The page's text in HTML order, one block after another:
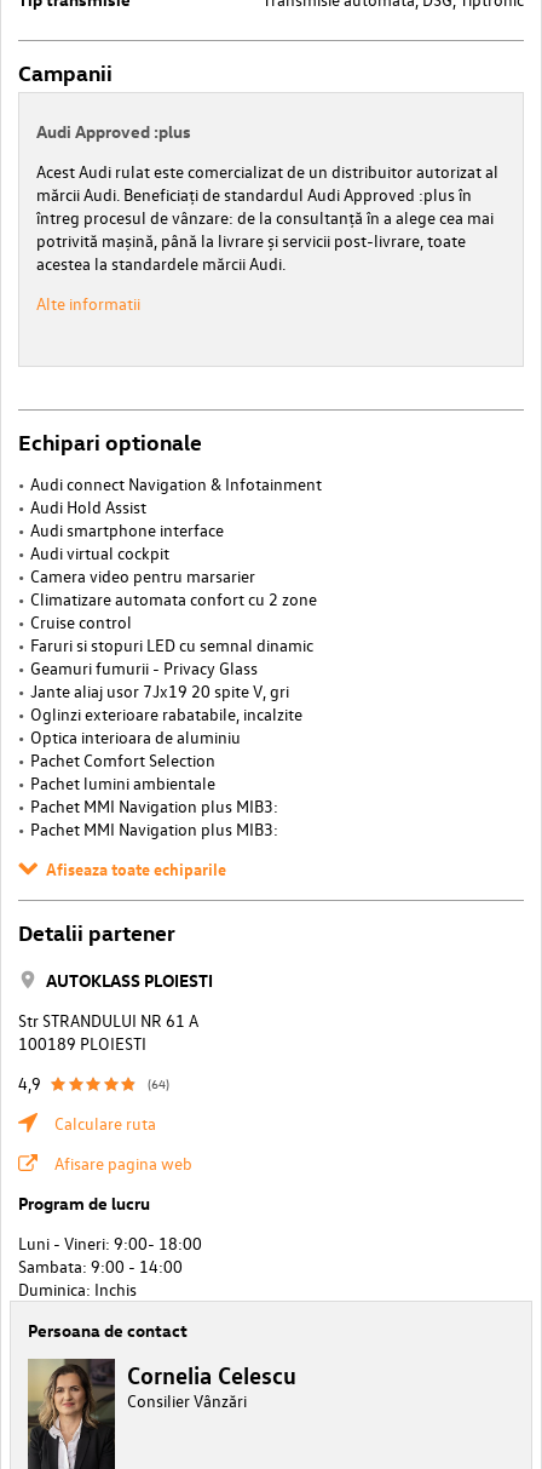
Campanii
Audi Approved :plus
Acest Audi rulat este comercializat de un distribuitor autorizat al
mărcii Audi. Beneficiați de standardul Audi Approved :plus în
întreg procesul de vânzare: de la consultanță în a alege cea mai
potrivită mașină, până la livrare și servicii post-livrare, toate
acestea la standardele mărcii Audi.
Alte informatii
Echipari optionale
Audi connect Navigation & Infotainment
Audi Hold Assist
Audi smartphone interface
Audi virtual cockpit
Camera video pentru marsarier
Climatizare automata confort cu 2 zone
Cruise control
Faruri si stopuri LED cu semnal dinamic
Geamuri fumurii - Privacy Glass
Jante aliaj usor 7Jx19 20 spite V, gri
Oglinzi exterioare rabatabile, incalzite
Optica interioara de aluminiu
Pachet Comfort Selection
Pachet lumini ambientale
Pachet MMI Navigation plus MIB3:
Pachet MMI Navigation plus MIB3:
Afiseaza toate echiparile
Detalii partener
AUTOKLASS PLOIESTI
Str STRANDULUI NR 61 A
100189 PLOIESTI
4,9
(64)
Calculare ruta
Afisare pagina web
Program de lucru
Luni - Vineri: 9:00- 18:00
Sambata: 9:00 - 14:00
Duminica: Inchis
Persoana de contact
Cornelia Celescu
Consilier Vânzări